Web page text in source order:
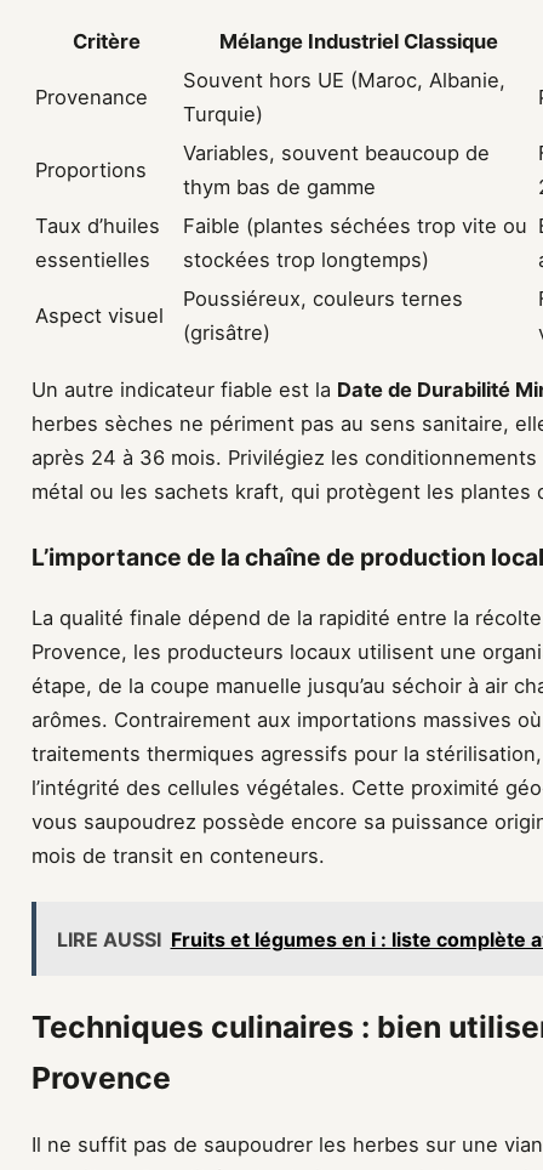
Critère Mélange Industriel Classique
Provenance
Souvent hors UE (Maroc, Albanie,
Turquie)
Proportions
Variables, souvent beaucoup de
thym bas de gamme
Taux d’huiles
essentielles
Faible (plantes séchées trop vite ou
stockées trop longtemps)
Aspect visuel
Poussiéreux, couleurs ternes
(grisâtre)
Un autre indicateur fiable est la Date de Durabilité
herbes sèches ne périment pas au sens sanitaire,
après 24 à 36 mois. Privilégiez les
métal ou les sachets kraft, qui protègent les plantes
L’importance de la chaîne de production
La qualité finale dépend de la rapidité entre la
Provence, les producteurs locaux utilisent une
étape, de la coupe manuelle jusqu’au séchoir à air
arômes. Contrairement aux importations massives
traitements thermiques agressifs pour la
l’intégrité des cellules végétales. Cette proximité
vous saupoudrez possède encore sa puissance
mois de transit en conteneurs.
LIRE AUSSI Fruits et légumes en i : liste complète
Techniques culinaires : bien
Provence
Il ne suffit pas de saupoudrer les herbes sur une